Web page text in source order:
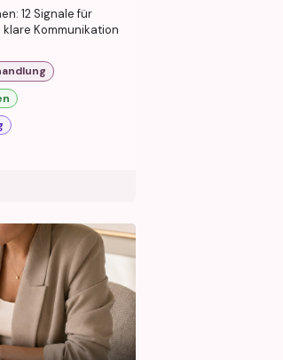
12 Signale für
Kommunikation